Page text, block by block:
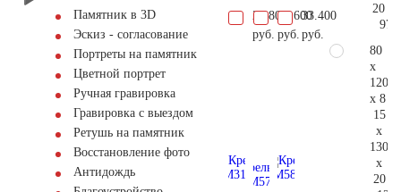
Памятник в 3D
Эскиз - согласование
Портреты на памятник
Цветной портрет
Ручная гравировка
Гравировка с выездом
Ретушь на памятник
Восстановление фото
Антидождь
20.800
руб.
37.600
руб.
33.400
руб.
20
80
x
120
x 8
15
x
130
x
20